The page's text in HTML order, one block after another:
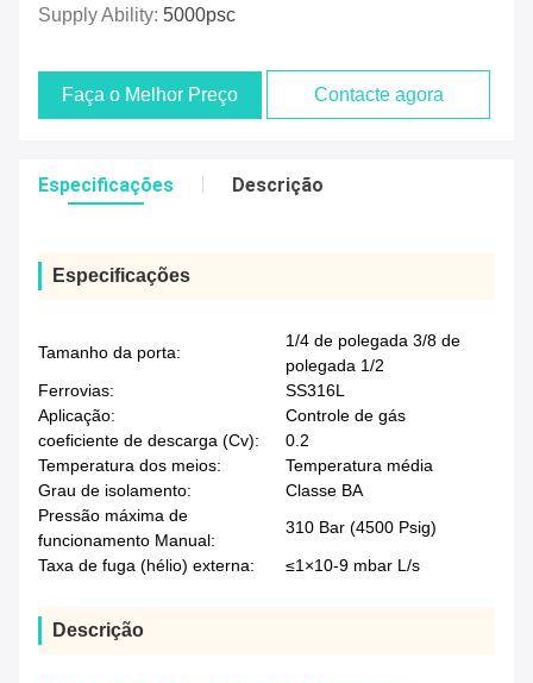
Supply Ability: 5000psc
Faça o Melhor Preço Contacte agora
Especificações Descrição
Especificações
Tamanho da porta:
1/4 de polegada 3/8 de
polegada 1/2
Ferrovias:
SS316L
Aplicação:
Controle de gás
coeficiente de descarga (Cv):
0.2
Temperatura dos meios:
Temperatura média
Grau de isolamento:
Classe BA
Pressão máxima de
funcionamento Manual:
310 Bar (4500 Psig)
Taxa de fuga (hélio) externa:
≤1×10-9 mbar L/s
Descrição